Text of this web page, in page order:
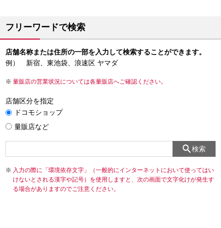
フリーワードで検索
店舗名称または住所の一部を入力して検索することができます。
例） 新宿、東池袋、浪速区 ヤマダ
量販店の営業状況については各量販店へご確認ください。
店舗区分を指定
ドコモショップ
量販店など
検索
入力の際に「環境依存文字」（一般的にインターネットにおいて使ってはい
けないとされる漢字や記号）を使用しますと、次の画面で文字化けが発生す
る場合がありますのでご注意ください。